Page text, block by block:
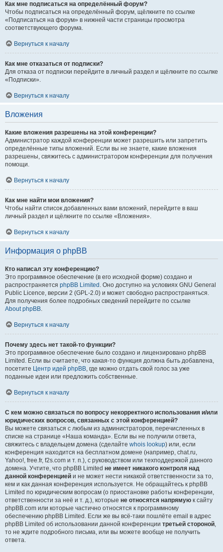
Как мне подписаться на определённый форум?
Чтобы подписаться на определённый форум, щёлкните по ссылке
«Подписаться на форум» в нижней части страницы просмотра
соответствующего форума.
Вернуться к началу
Как мне отказаться от подписки?
Для отказа от подписки перейдите в личный раздел и щёлкните по ссылке
«Подписки».
Вернуться к началу
Вложения
Какие вложения разрешены на этой конференции?
Администратор каждой конференции может разрешить или запретить
определённые типы вложений. Если вы не знаете, какие вложения
разрешены, свяжитесь с администратором конференции для получения
помощи.
Вернуться к началу
Как мне найти мои вложения?
Чтобы найти список добавленных вами вложений, перейдите в ваш
личный раздел и щёлкните по ссылке «Вложения».
Вернуться к началу
Информация о phpBB
Кто написал эту конференцию?
Это программное обеспечение (в его исходной форме) создано и
распространяется phpBB Limited . Оно доступно на условиях GNU General
Public Licence, версии 2 (GPL-2.0) и может свободно распространяться.
Для получения более подробных сведений перейдите по ссылке
About phpBB.
Вернуться к началу
Почему здесь нет такой-то функции?
Это программное обеспечение было создано и лицензировано phpBB
Limited. Если вы считаете, что какая-то функция должна быть добавлена,
посетите Центр идей phpBB, где можно отдать свой голос за уже
поданные идеи или предложить собственные.
Вернуться к началу
С кем можно связаться по вопросу некорректного использования и/или
юридических вопросов, связанных с этой конференцией?
Вы можете связаться с любым из администраторов, перечисленных в
списке на странице «Наша команда». Если вы не получили ответа,
свяжитесь с владельцем домена (сделайте whois lookup) или, если
конференция находится на бесплатном домене (например, chat.ru,
Yahoo!, free.fr, f2s.com и т. п.), с руководством или техподдержкой данного
домена. Учтите, что phpBB Limited не имеет никакого контроля над
данной конференцией и не может нести никакой ответственности за то,
кем и как данная конференция используется. Не обращайтесь к phpBB
Limited по юридическим вопросам (о приостановке работы конференции,
ответственности за неё и т. д.), которые не относятся напрямую к сайту
phpBB.com или которые частично относятся к программному
обеспечению phpBB Limited. Если же вы всё-таки пошлёте email в адрес
phpBB Limited об использовании данной конференции третьей стороной,
то не ждите подробного письма, или вы можете вообще не получить
ответа.